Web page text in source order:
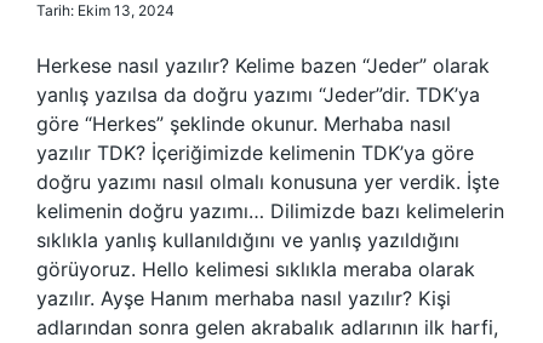
Tarih: Ekim 13, 2024
Herkese nasıl yazılır? Kelime bazen “Jeder” olarak
yanlış yazılsa da doğru yazımı “Jeder”dir. TDK’ya
göre “Herkes” şeklinde okunur. Merhaba nasıl
yazılır TDK? İçeriğimizde kelimenin TDK’ya göre
doğru yazımı nasıl olmalı konusuna yer verdik. İşte
kelimenin doğru yazımı… Dilimizde bazı kelimelerin
sıklıkla yanlış kullanıldığını ve yanlış yazıldığını
görüyoruz. Hello kelimesi sıklıkla meraba olarak
yazılır. Ayşe Hanım merhaba nasıl yazılır? Kişi
adlarından sonra gelen akrabalık adlarının ilk harfi,